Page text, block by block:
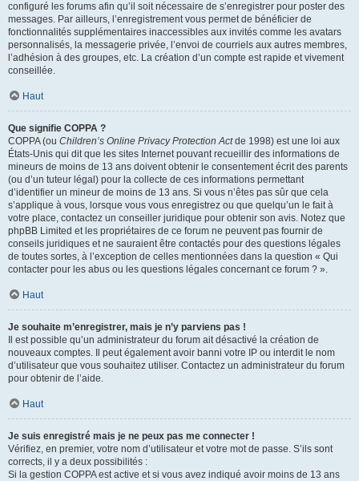
configuré les forums afin qu’il soit nécessaire de s’enregistrer pour poster des
messages. Par ailleurs, l’enregistrement vous permet de bénéficier de
fonctionnalités supplémentaires inaccessibles aux invités comme les avatars
personnalisés, la messagerie privée, l’envoi de courriels aux autres membres,
l’adhésion à des groupes, etc. La création d’un compte est rapide et vivement
conseillée.
Haut
Que signifie COPPA ?
COPPA (ou Children’s Online Privacy Protection Actde 1998) est une loi aux
États-Unis qui dit que les sites Internet pouvant recueillir des informations de
mineurs de moins de 13 ans doivent obtenir le consentement écrit des parents
(ou d’un tuteur légal) pour la collecte de ces informations permettant
d’identifier un mineur de moins de 13 ans. Si vous n’êtes pas sûr que cela
s’applique à vous, lorsque vous vous enregistrez ou que quelqu’un le fait à
votre place, contactez un conseiller juridique pour obtenir son avis. Notez que
phpBB Limited et les propriétaires de ce forum ne peuvent pas fournir de
conseils juridiques et ne sauraient être contactés pour des questions légales
de toutes sortes, à l’exception de celles mentionnées dans la question « Qui
contacter pour les abus ou les questions légales concernant ce forum ? ».
Haut
Je souhaite m’enregistrer, mais je n’y parviens pas !
Il est possible qu’un administrateur du forum ait désactivé la création de
nouveaux comptes. Il peut également avoir banni votre IP ou interdit le nom
d’utilisateur que vous souhaitez utiliser. Contactez un administrateur du forum
pour obtenir de l’aide.
Haut
Je suis enregistré mais je ne peux pas me connecter !
Vérifiez, en premier, votre nom d’utilisateur et votre mot de passe. S’ils sont
corrects, il y a deux possibilités :
Si la gestion COPPA est active et si vous avez indiqué avoir moins de 13 ans